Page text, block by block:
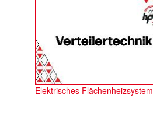
Elektrisches Flächenheizsystem